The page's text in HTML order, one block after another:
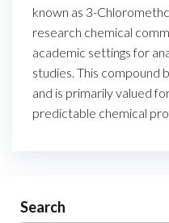
known as 3-
research chemical
academic settings for
studies. This compound
and is primarily valued
predictable chemical
Search